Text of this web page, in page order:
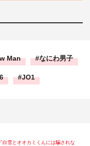
Man なにわ男子
JO1
雪とオオカミくんには騙されな